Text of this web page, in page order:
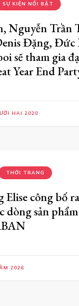
SỰ KIỆN NỔI BẬT
Nguyễn Trần
Đặng, Đức
sẽ tham gia
Year End
HAI 2020
THỜI TRANG
công bố
dòng sản
2026